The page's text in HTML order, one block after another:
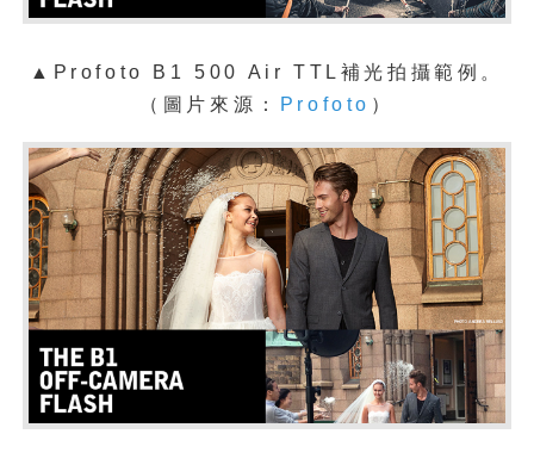
▲ Profoto B1 500 Air TTL補光拍攝範例。
（圖片來源：
Profoto ）